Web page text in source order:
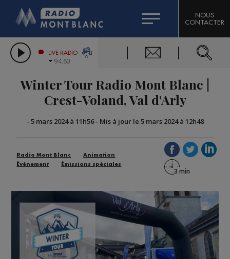
LES CHRONIQUES DE L'EXPERT
CITIZEN MACHINERY
GRAND MASSIF DOMAINES SKIABLES
BIGARD
COMPAGNIE DU MONT-BLANC
NOUS
CONTACTER
LIVE RADIO
94.60
Winter Tour Radio Mont Blanc |
Crest-Voland, Val d'Arly
- 5 mars 2024 à 11h56- Mis à jour le 5 mars 2024 à 12h48
Radio Mont Blanc
Animation
Événement
Émissions spéciales